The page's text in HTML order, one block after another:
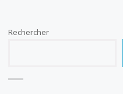
Rechercher